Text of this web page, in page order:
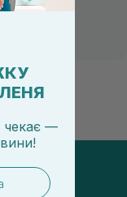
чекає —